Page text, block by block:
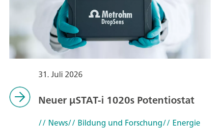
31. Juli 2026
Neuer μSTAT-i 1020s Potentiostat
// News// Bildung und Forschung// Energie